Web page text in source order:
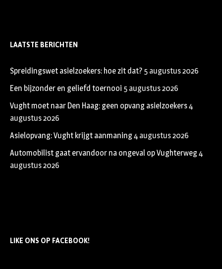
LAATSTE BERICHTEN
Spreidingswet asielzoekers: hoe zit dat? 5 augustus 2026
Een bijzonder en geliefd toernooi 5 augustus 2026
Vught moet naar Den Haag: geen opvang asielzoekers4
augustus 2026
Asielopvang: Vught krijgt aanmaning4 augustus 2026
Automobilist gaat ervandoor na ongeval op Vughterweg4
augustus 2026
LIKE ONS OP FACEBOOK!